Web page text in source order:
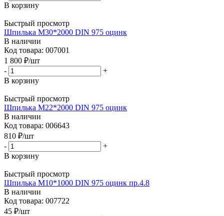
В корзину
Быстрый просмотр
Шпилька М30*2000 DIN 975 оцинк
В наличии
Код товара: 007001
1 800 ₽/шт
-
+
В корзину
Быстрый просмотр
Шпилька М22*2000 DIN 975 оцинк
В наличии
Код товара: 006643
810 ₽/шт
-
+
В корзину
Быстрый просмотр
Шпилька М10*1000 DIN 975 оцинк пр.4.8
В наличии
Код товара: 007722
45 ₽/шт